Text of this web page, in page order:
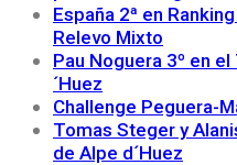
España 2ª en
Relevo Mixto
Pau Noguera 3º en
´Huez
Challenge Peguera-
Tomas Steger y
de Alpe d´Huez